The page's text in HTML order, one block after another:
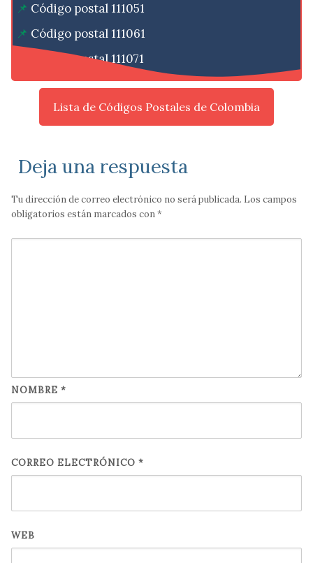
Código postal 111051
Código postal 111061
Código postal 111071
Lista de Códigos Postales de Colombia
Deja una respuesta
Tu dirección de correo electrónico no será publicada. Los campos
obligatorios están marcados con*
NOMBRE *
CORREO ELECTRÓNICO *
WEB